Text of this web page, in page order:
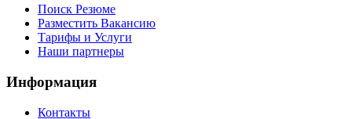
Поиск Резюме
Разместить Вакансию
Тарифы и Услуги
Наши партнеры
Информация
Контакты